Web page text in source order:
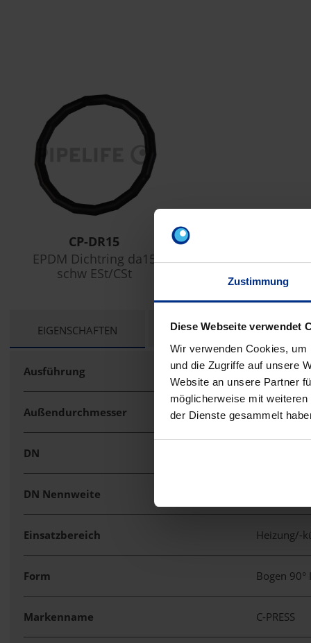
Zustimmung
Diese Webseite verwendet
Wir verwenden Cookies,
und die Zugriffe auf unsere
Website an unsere Partner
möglicherweise mit
der Dienste gesammelt
CP-DR15
EPDM Dichtring da15
schw ESt/CSt
CURRENT
EIGENSCHAFTEN TECHNISCHE UNTERLAGEN
Ausführung Muffe/
Außendurchmesser 42 mm
DN
DN Nennweite
Einsatzbereich Heizung/-
Form Bogen 90°
Markenname C-PRESS